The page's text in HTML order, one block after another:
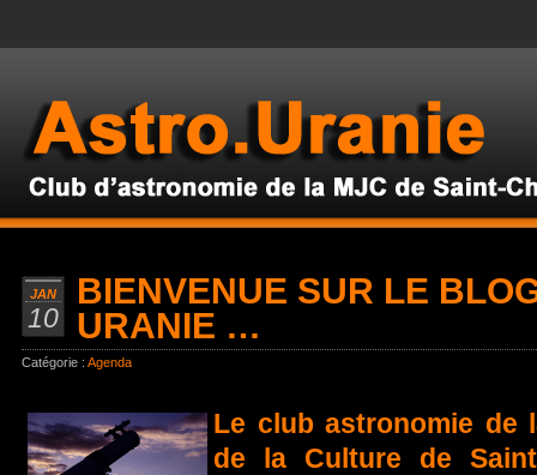
JAN
10
BIENVENUE SUR LE
URANIE …
Catégorie : Agenda
Le club astronomie de
de la Culture de